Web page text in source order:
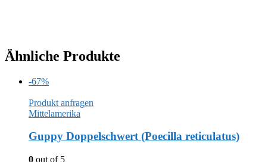
Ähnliche Produkte
-67%
Produkt anfragen
Mittelamerika
Guppy Doppelschwert (Poecilla reticulatus)
0 out of 5